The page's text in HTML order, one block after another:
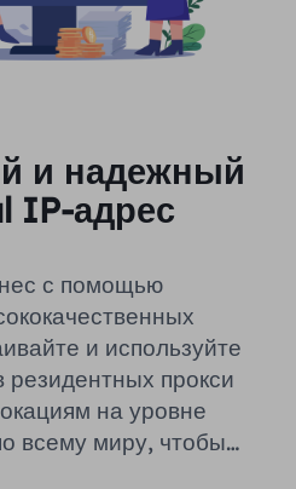
и надежный
IP-адрес
с помощью
и используйте
прокси
на уровне
всему миру, чтобы